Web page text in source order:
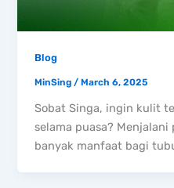
Blog
MinSing/March 6, 2025
Sobat Singa, ingin kulit
selama puasa?
banyak manfaat bagi